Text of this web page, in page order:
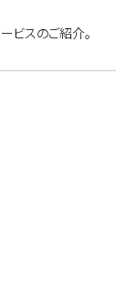
ビスのご紹介。